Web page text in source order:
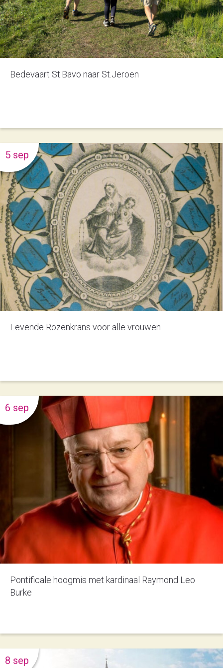
Bedevaart St.Bavo naar St.Jeroen
Levende Rozenkrans voor alle vrouwen
5 sep
Pontificale hoogmis met kardinaal Raymond Leo
Burke
6 sep
8 sep